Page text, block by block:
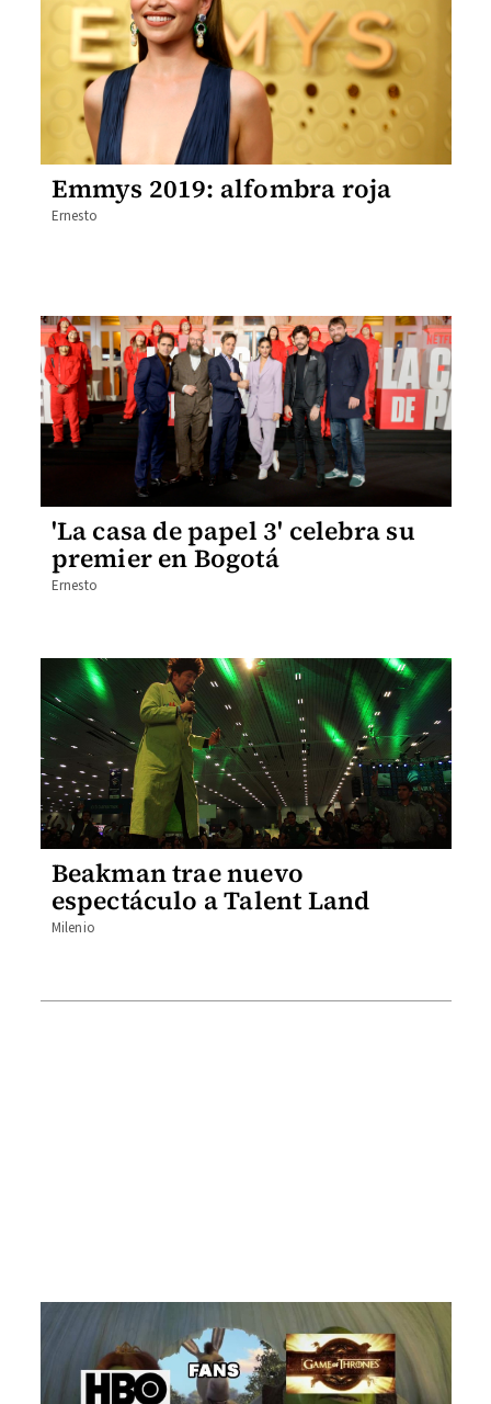
Emmys 2019: alfombra roja
Ernesto
'La casa de papel 3' celebra su
premier en Bogotá
Ernesto
Beakman trae nuevo
espectáculo a Talent Land
Milenio